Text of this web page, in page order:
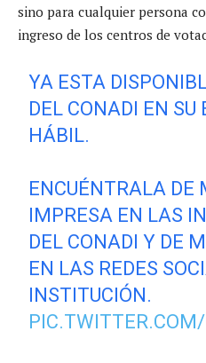
sino para cualquier persona
ingreso de los centros de
YA ESTA
DEL CONADI EN SU
HÁBIL.
ENCUÉNTRALA DE
IMPRESA EN LAS
DEL CONADI Y DE
EN LAS REDES
INSTITUCIÓN.